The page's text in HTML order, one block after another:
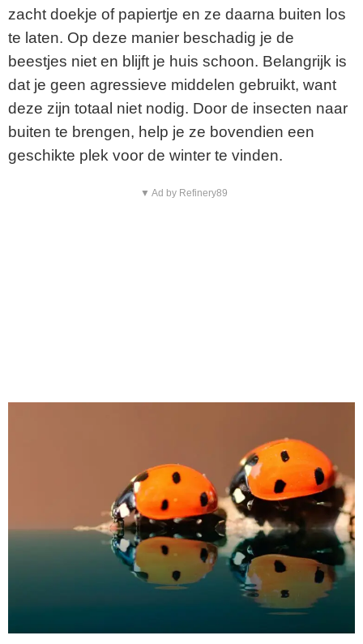
zacht doekje of papiertje en ze daarna buiten los
te laten. Op deze manier beschadig je de
beestjes niet en blijft je huis schoon. Belangrijk is
dat je geen agressieve middelen gebruikt, want
deze zijn totaal niet nodig. Door de insecten naar
buiten te brengen, help je ze bovendien een
geschikte plek voor de winter te vinden.
▼ Ad by Refinery89